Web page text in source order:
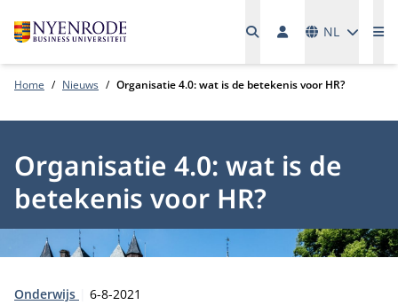
NL
Home Nieuws Organisatie 4.0: wat is de betekenis voor HR?
Organisatie 4.0: wat is de
betekenis voor HR?
Type:
Onderwijs Publicatiedatum:
6-8-2021